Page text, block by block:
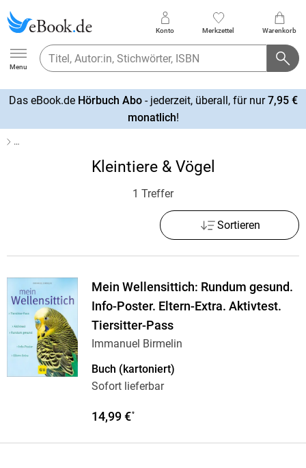
Ebook.de
Menu
Konto Merkzettel Warenkorb
Das eBook.de Hörbuch Abo- jederzeit, überall, für nur7,95 €
monatlich!
…
Kleintiere & Vögel
1 Treffer
Sortieren
Mein Wellensittich: Rundum gesund.
Info-Poster. Eltern-Extra. Aktivtest.
Tiersitter-Pass
Immanuel Birmelin
Buch (kartoniert)
Sofort lieferbar
14,99 €*